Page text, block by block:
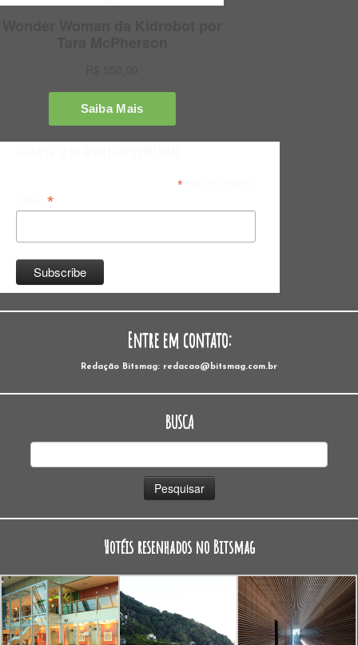
*indicates required
*
Entre em contato:
Redação Bitsmag: redacao@bitsmag.com.br
BUSCA
Hotéis resenhados no Bitsmag